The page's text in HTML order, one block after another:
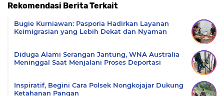
Rekomendasi Berita Terkait
Bugie Kurniawan: Pasporia Hadirkan Layanan
Keimigrasian yang Lebih Dekat dan Nyaman
Diduga Alami Serangan Jantung, WNA Australia
Meninggal Saat Menjalani Proses Deportasi
Inspiratif, Begini Cara Polsek Nongkojajar Dukung
Ketahanan Pangan